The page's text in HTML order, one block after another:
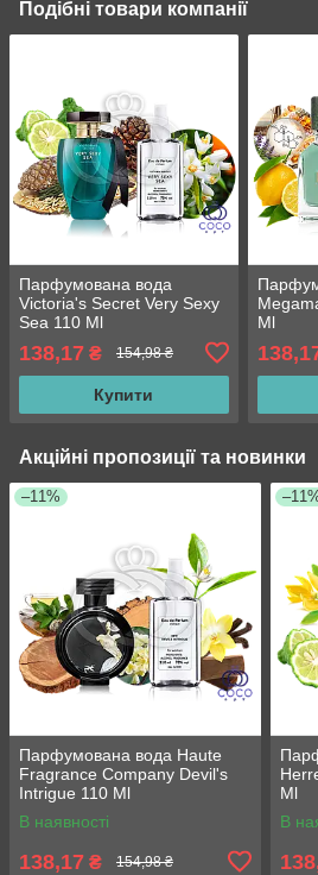
Подібні товари компанії
Парфумована вода
Victoria's Secret Very Sexy
Sea 110 Ml
138,17 ₴ 154,98 ₴
Купити
Ml
Акційні пропозиції та новинки
–11%
Парфумована вода Haute
Fragrance Company Devil's
Intrigue 110 Ml
В наявності
138,17 ₴ 154,98 ₴
Ml
В